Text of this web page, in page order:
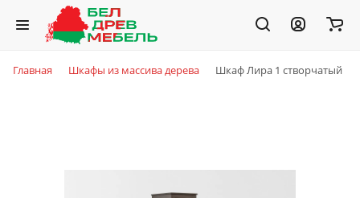
Главная Шкафы из массива дерева Шкаф Лира 1 створчатый